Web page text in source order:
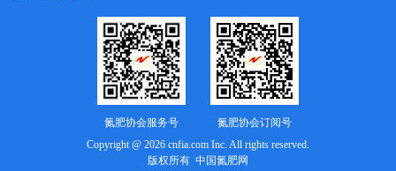
氮肥协会服务号
氮肥协会订阅号
Copyright @ 2026 cnfia.com Inc. All rights reserved.
版权所有 中国氮肥网